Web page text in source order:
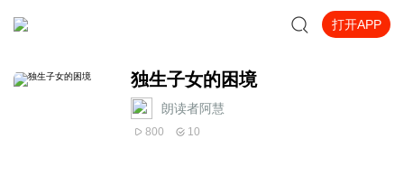
打开APP
独生子女的困境
朗读者阿慧
800 10